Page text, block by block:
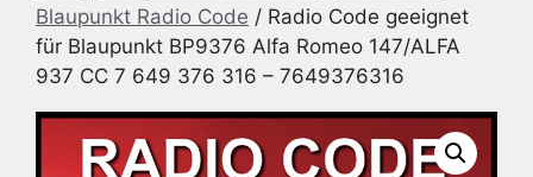
Blaupunkt Radio Code / Radio Code geeignet
für Blaupunkt BP9376 Alfa Romeo 147/ALFA
937 CC 7 649 376 316 – 7649376316